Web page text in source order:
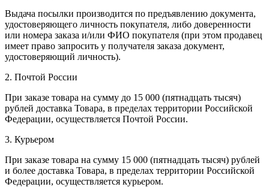
Выдача посылки производится по предъявлению документа,
удостоверяющего личность покупателя, либо доверенности
или номера заказа и/или ФИО покупателя (при этом продавец
имеет право запросить у получателя заказа документ,
удостоверяющий личность).
2. Почтой России
При заказе товара на сумму до 15 000 (пятнадцать тысяч)
рублей доставка Товара, в пределах территории Российской
Федерации, осуществляется Почтой России.
3. Курьером
При заказе товара на сумму 15 000 (пятнадцать тысяч) рублей
и более доставка Товара, в пределах территории Российской
Федерации, осуществляется курьером.